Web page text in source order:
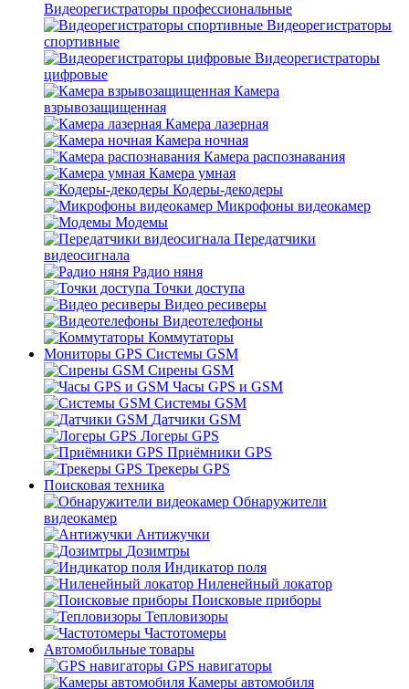
Видеорегистраторы профессиональные
Видеорегистраторы
спортивные
Видеорегистраторы
цифровые
Камера
взрывозащищенная
Камера лазерная
Камера ночная
Камера распознавания
Камера умная
Кодеры-декодеры
Микрофоны видеокамер
Модемы
Передатчики
видеосигнала
Радио няня
Точки доступа
Видео ресиверы
Видеотелефоны
Коммутаторы
Мониторы GPS Системы GSM
Сирены GSM
Часы GPS и GSM
Системы GSM
Датчики GSM
Логеры GPS
Приёмники GPS
Трекеры GPS
Поисковая техника
Обнаружители
видеокамер
Антижучки
Дозимтры
Индикатор поля
Ниленейный локатор
Поисковые приборы
Тепловизоры
Частотомеры
Автомобильные товары
GPS навигаторы
Камеры автомобиля